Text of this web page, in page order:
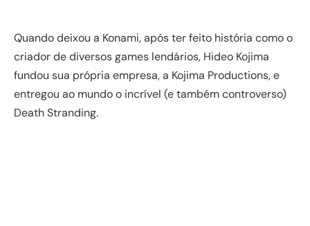
Quando deixou a Konami, após ter feito história como o
criador de diversos games lendários, Hideo Kojima
fundou sua própria empresa, a Kojima Productions, e
entregou ao mundo o incrível (e também controverso)
Death Stranding.